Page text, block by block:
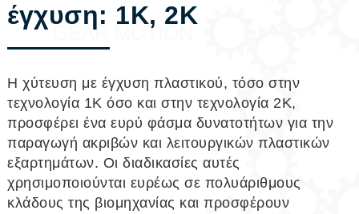
έγχυση: 1K, 2K
Η χύτευση με έγχυση πλαστικού, τόσο στην
τεχνολογία 1Κ όσο και στην τεχνολογία 2Κ,
προσφέρει ένα ευρύ φάσμα δυνατοτήτων για την
παραγωγή ακριβών και λειτουργικών πλαστικών
εξαρτημάτων. Οι διαδικασίες αυτές
χρησιμοποιούνται ευρέως σε πολυάριθμους
κλάδους της βιομηχανίας και προσφέρουν